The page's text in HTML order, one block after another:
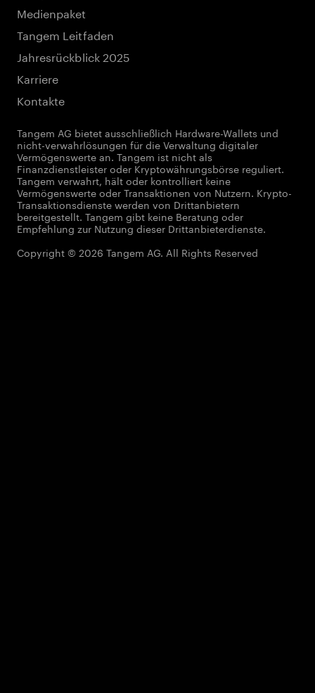
Medienpaket
Tangem Leitfaden
Jahresrückblick 2025
Karriere
Kontakte
Tangem AG bietet ausschließlich Hardware-Wallets und
nicht-verwahrlösungen für die Verwaltung digitaler
Vermögenswerte an. Tangem ist nicht als
Finanzdienstleister oder Kryptowährungsbörse reguliert.
Tangem verwahrt, hält oder kontrolliert keine
Vermögenswerte oder Transaktionen von Nutzern. Krypto-
Transaktionsdienste werden von Drittanbietern
bereitgestellt. Tangem gibt keine Beratung oder
Empfehlung zur Nutzung dieser Drittanbieterdienste.